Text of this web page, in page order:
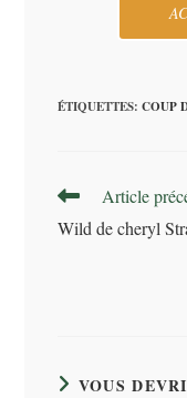
ÉTIQUETTES:COUP
Read
articles
Article
Wild de cheryl
VOUS